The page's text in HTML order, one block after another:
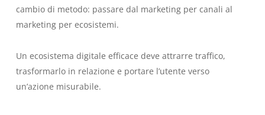
cambio di metodo: passare dal marketing per canali al
marketing per ecosistemi.
Un ecosistema digitale efficace deve attrarre traffico,
trasformarlo in relazione e portare l’utente verso
un’azione misurabile.